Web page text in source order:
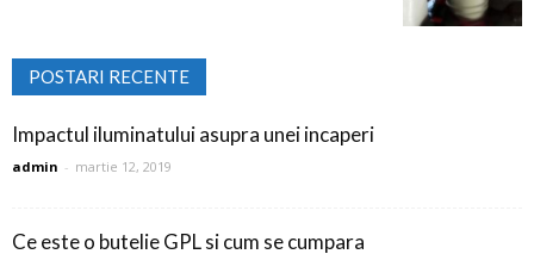
POSTARI RECENTE
Impactul iluminatului asupra unei incaperi
admin - martie 12, 2019
Ce este o butelie GPL si cum se cumpara